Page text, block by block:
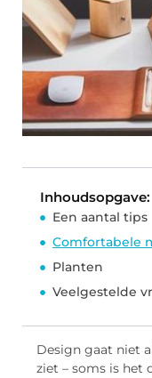
Inhoudsopgave:
Een aantal tips
Comfortabele
Planten
Veelgestelde
Design gaat niet
ziet – soms is het